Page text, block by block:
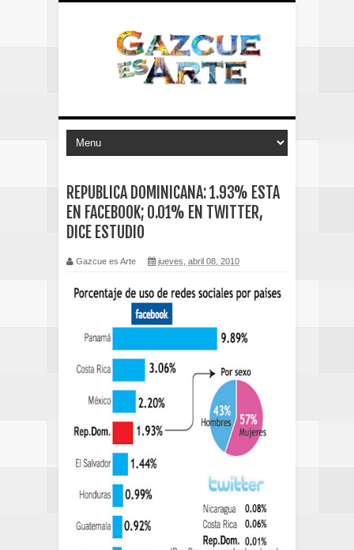
REPUBLICA DOMINICANA: 1.93% ESTA
EN FACEBOOK; 0.01% EN TWITTER,
DICE ESTUDIO
Gazcue es Arte jueves, abril 08, 2010